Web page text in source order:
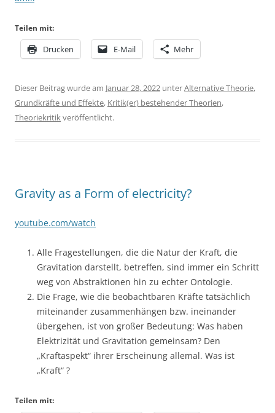
Teilen mit:
Drucken E-Mail Mehr
Dieser Beitrag wurde am Januar 28, 2022 unterAlternative Theorie,
Grundkräfte und Effekte, Kritik(er) bestehender Theorien,
Theoriekritikveröffentlicht.
Gravity as a Form of electricity?
youtube.com/watch
Alle Fragestellungen, die die Natur der Kraft, die
Gravitation darstellt, betreffen, sind immer ein Schritt
weg von Abstraktionen hin zu echter Ontologie.
Die Frage, wie die beobachtbaren Kräfte tatsächlich
miteinander zusammenhängen bzw. ineinander
übergehen, ist von großer Bedeutung: Was haben
Elektrizität und Gravitation gemeinsam? Den
„Kraftaspekt“ ihrer Erscheinung allemal. Was ist
„Kraft“ ?
Teilen mit: